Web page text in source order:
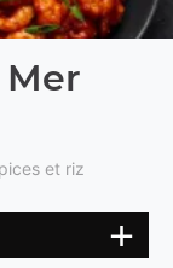
Mer
et riz